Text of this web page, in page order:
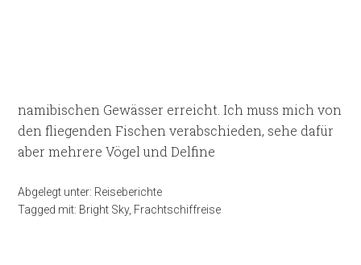
namibischen Gewässer erreicht. Ich muss mich von
den fliegenden Fischen verabschieden, sehe dafür
aber mehrere Vögel und Delfine
Abgelegt unter: Reiseberichte
Tagged mit: Bright Sky, Frachtschiffreise